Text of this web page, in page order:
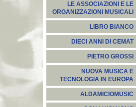
LE ASSOCIAZIONI E LE
ORGANIZZAZIONI MUSICALI
LIBRO BIANCO
DIECI ANNI DI CEMAT
PIETRO GROSSI
NUOVA MUSICA E
TECNOLOGIA IN EUROPA
ALDAMICIOMUSIC